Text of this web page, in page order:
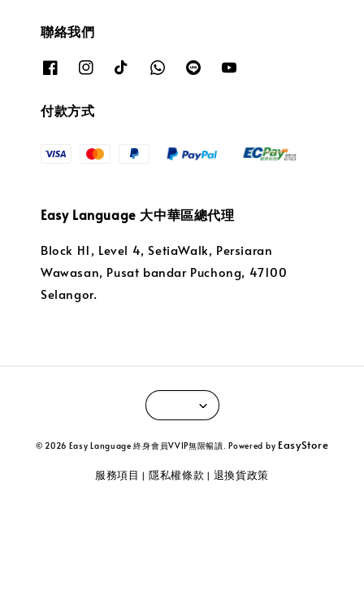
聯絡我們
付款方式
Easy Language 大中華區總代理
Block H1, Level 4, SetiaWalk, Persiaran
Wawasan, Pusat bandar Puchong, 47100
Selangor.
© 2026 Easy Language 終身會員VVIP無限暢讀. Powered by EasyStore
服務項目 | 隱私權條款 | 退換貨政策